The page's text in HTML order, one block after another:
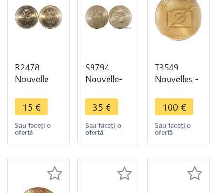
R2478
Nouvelle
100 Francs
1976 FDC -
> Faire
offre
15 €
Sau faceți o
ofertă
S9794
Nouvelle-
100 Francs
Essai
Marianne
1976 FDC
Ieom Joly
35 €
Sau faceți o
ofertă
T3549
Nouvelles -
100 francs
1976 Essai
FDC Sachet
Mdp (2)
100 €
Sau faceți o
ofertă